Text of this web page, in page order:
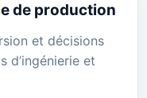
de production
et décisions
d’ingénierie et